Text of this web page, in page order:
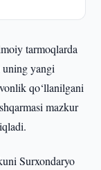
tarmoqlarda
yangi
qo‘llanilgani
mazkur
Surxondaryo